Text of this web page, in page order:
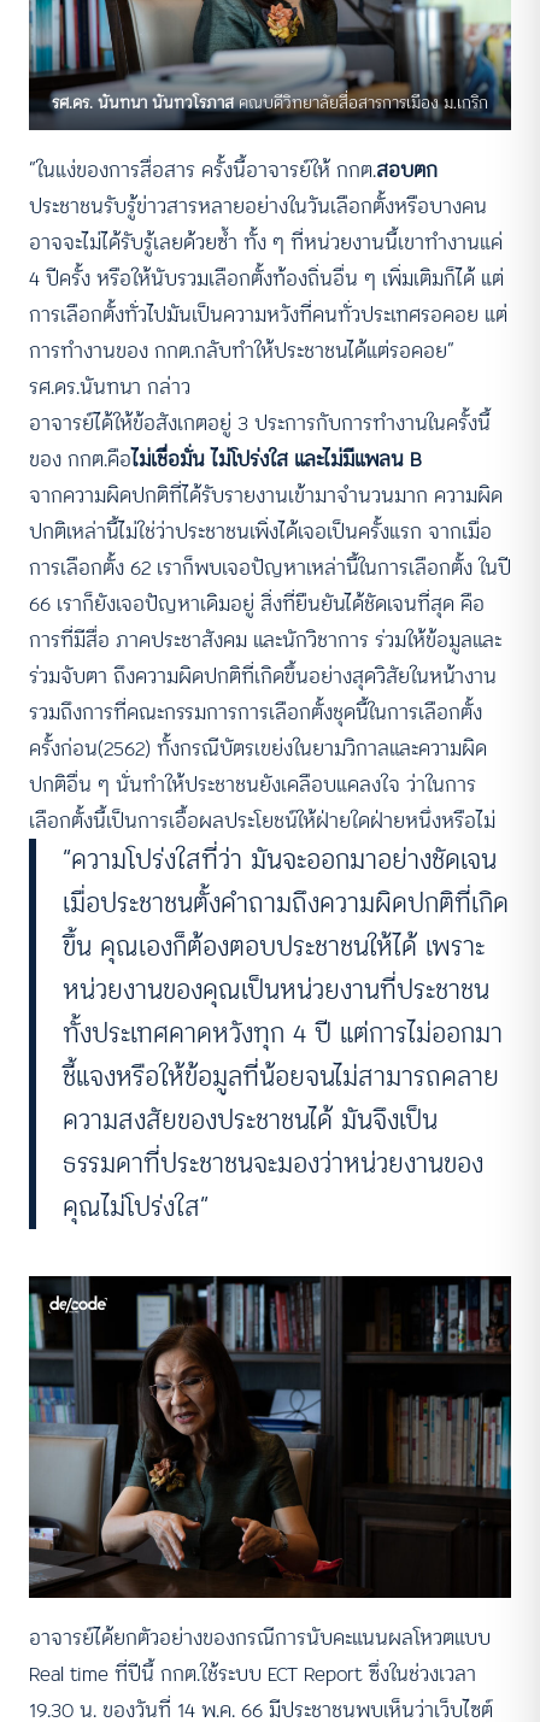
รศ.ดร. นันทนา นันทวโรภาสคณบดีวิทยาลัยสื่อสารการเมือง ม.เกริก
“ในแง่ของการสื่อสาร ครั้งนี้อาจารย์ให้ กกต.สอบตก
ประชาชนรับรู้ข่าวสารหลายอย่างในวันเลือกตั้งหรือบางคน
อาจจะไม่ได้รับรู้เลยด้วยซ้ำ ทั้ง ๆ ที่หน่วยงานนี้เขาทำงานแค่
4 ปีครั้ง หรือให้นับรวมเลือกตั้งท้องถิ่นอื่น ๆ เพิ่มเติมก็ได้ แต่
การเลือกตั้งทั่วไปมันเป็นความหวังที่คนทั่วประเทศรอคอย แต่
การทำงานของ กกต.กลับทำให้ประชาชนได้แต่รอคอย”
รศ.ดร.นันทนา กล่าว
อาจารย์ได้ให้ข้อสังเกตอยู่ 3 ประการกับการทำงานในครั้งนี้
ของ กกต.คือไม่เชื่อมั่น ไม่โปร่งใส และไม่มีแพลน B
จากความผิดปกติที่ได้รับรายงานเข้ามาจำนวนมาก ความผิด
ปกติเหล่านี้ไม่ใช่ว่าประชาชนเพิ่งได้เจอเป็นครั้งแรก จากเมื่อ
การเลือกตั้ง 62 เราก็พบเจอปัญหาเหล่านี้ในการเลือกตั้ง ในปี
66 เราก็ยังเจอปัญหาเดิมอยู่ สิ่งที่ยืนยันได้ชัดเจนที่สุด คือ
การที่มีสื่อ ภาคประชาสังคม และนักวิชาการ ร่วมให้ข้อมูลและ
ร่วมจับตา ถึงความผิดปกติที่เกิดขึ้นอย่างสุดวิสัยในหน้างาน
รวมถึงการที่คณะกรรมการการเลือกตั้งชุดนี้ในการเลือกตั้ง
ครั้งก่อน(2562) ทั้งกรณีบัตรเขย่งในยามวิกาลและความผิด
ปกติอื่น ๆ นั่นทำให้ประชาชนยังเคลือบแคลงใจ ว่าในการ
เลือกตั้งนี้เป็นการเอื้อผลประโยชน์ให้ฝ่ายใดฝ่ายหนึ่งหรือไม่
“ความโปร่งใสที่ว่า มันจะออกมาอย่างชัดเจน
เมื่อประชาชนตั้งคำถามถึงความผิดปกติที่เกิด
ขึ้น คุณเองก็ต้องตอบประชาชนให้ได้ เพราะ
หน่วยงานของคุณเป็นหน่วยงานที่ประชาชน
ทั้งประเทศคาดหวังทุก 4 ปี แต่การไม่ออกมา
ชี้แจงหรือให้ข้อมูลที่น้อยจนไม่สามารถคลาย
ความสงสัยของประชาชนได้ มันจึงเป็น
ธรรมดาที่ประชาชนจะมองว่าหน่วยงานของ
คุณไม่โปร่งใส”
อาจารย์ได้ยกตัวอย่างของกรณีการนับคะแนนผลโหวตแบบ
Real time ที่ปีนี้ กกต.ใช้ระบบ ECT Report ซึ่งในช่วงเวลา
19.30 น. ของวันที่ 14 พ.ค. 66 มีประชาชนพบเห็นว่าเว็บไซต์